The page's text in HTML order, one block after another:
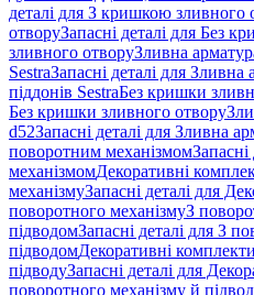
деталі для З кришкою зливного
отворуЗапасні деталі для Без
зливного отворуЗливна
SestraЗапасні деталі для
піддонів SestraБез кришки
Без кришки зливного отвору
d52Запасні деталі для Зливна
поворотним механізмом
механізмомДекоративні
механізмуЗапасні деталі для
поворотного механізмуЗ
підводомЗапасні деталі для З
підводомДекоративні
підводуЗапасні деталі для
поворотного механізму й